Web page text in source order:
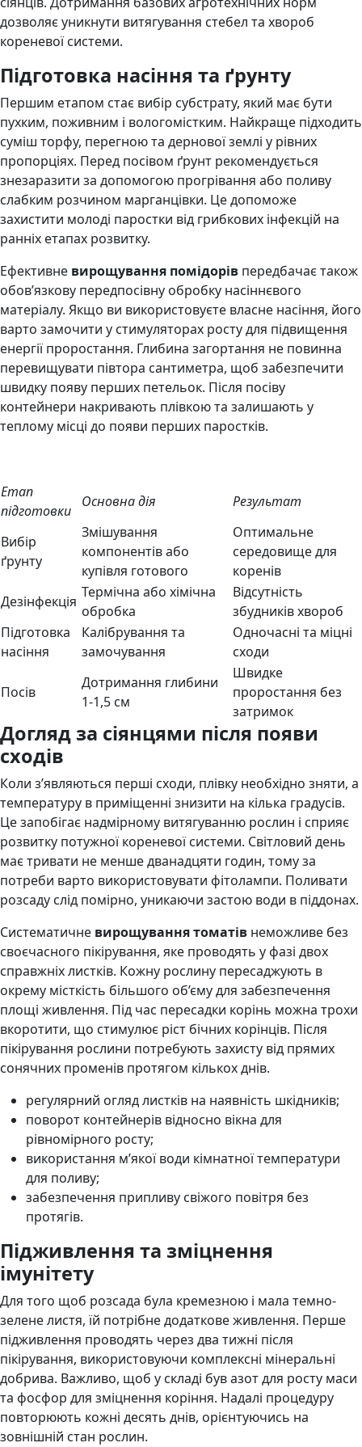
дозволяє уникнути витягування стебел та хвороб
кореневої системи.
Підготовка насіння та ґрунту
Першим етапом стає вибір субстрату, який має бути
пухким, поживним і вологомістким. Найкраще підходить
суміш торфу, перегною та дернової землі у рівних
пропорціях. Перед посівом ґрунт рекомендується
знезаразити за допомогою прогрівання або поливу
слабким розчином марганцівки. Це допоможе
захистити молоді паростки від грибкових інфекцій на
ранніх етапах розвитку.
Ефективне вирощування помідорів передбачає також
обов’язкову передпосівну обробку насіннєвого
матеріалу. Якщо ви використовуєте власне насіння, його
варто замочити у стимуляторах росту для підвищення
енергії проростання. Глибина загортання не повинна
перевищувати півтора сантиметра, щоб забезпечити
швидку появу перших петельок. Після посіву
контейнери накривають плівкою та залишають у
теплому місці до появи перших паростків.
Етап
підготовки
Основна дія Результат
Вибір
ґрунту
Змішування
компонентів або
купівля готового
Оптимальне
середовище для
коренів
Дезінфекція
Термічна або хімічна
обробка
Відсутність
збудників хвороб
Підготовка
насіння
Калібрування та
замочування
Одночасні та міцні
сходи
Посів
Дотримання глибини
1-1,5 см
Швидке
проростання без
затримок
Догляд за сіянцями після появи
сходів
Коли з’являються перші сходи, плівку необхідно зняти, а
температуру в приміщенні знизити на кілька градусів.
Це запобігає надмірному витягуванню рослин і сприяє
розвитку потужної кореневої системи. Світловий день
має тривати не менше дванадцяти годин, тому за
потреби варто використовувати фітолампи. Поливати
розсаду слід помірно, уникаючи застою води в піддонах.
Систематичне вирощування томатів неможливе без
своєчасного пікірування, яке проводять у фазі двох
справжніх листків. Кожну рослину пересаджують в
окрему місткість більшого об’єму для забезпечення
площі живлення. Під час пересадки корінь можна трохи
вкоротити, що стимулює ріст бічних корінців. Після
пікірування рослини потребують захисту від прямих
сонячних променів протягом кількох днів.
регулярний огляд листків на наявність шкідників;
поворот контейнерів відносно вікна для
рівномірного росту;
використання м’якої води кімнатної температури
для поливу;
забезпечення припливу свіжого повітря без
протягів.
Підживлення та зміцнення
імунітету
Для того щоб розсада була кремезною і мала темно-
зелене листя, їй потрібне додаткове живлення. Перше
підживлення проводять через два тижні після
пікірування, використовуючи комплексні мінеральні
добрива. Важливо, щоб у складі був азот для росту маси
та фосфор для зміцнення коріння. Надалі процедуру
повторюють кожні десять днів, орієнтуючись на
зовнішній стан рослин.